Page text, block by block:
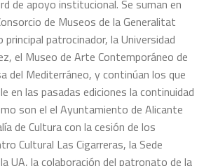
de apoyo institucional. Se suman en
de Museos de la Generalitat
principal patrocinador, la Universidad
el Museo de Arte Contemporáneo de
del Mediterráneo, y continúan los que
en las pasadas ediciones la continuidad
son el el Ayuntamiento de Alicante
de Cultura con la cesión de los
Cultural Las Cigarreras, la Sede
UA, la colaboración del patronato de la